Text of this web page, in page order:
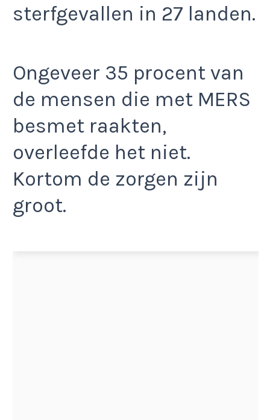
sterfgevallen in 27 landen.
Ongeveer 35 procent van
de mensen die met MERS
besmet raakten,
overleefde het niet.
Kortom de zorgen zijn
groot.